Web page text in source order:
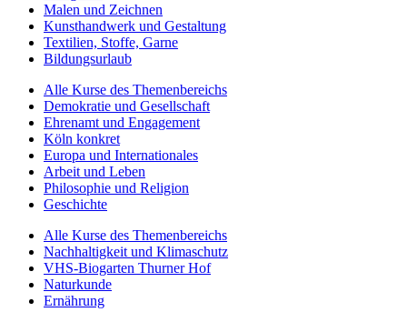
Malen und Zeichnen
Kunsthandwerk und Gestaltung
Textilien, Stoffe, Garne
Bildungsurlaub
Alle Kurse des Themenbereichs
Demokratie und Gesellschaft
Ehrenamt und Engagement
Köln konkret
Europa und Internationales
Arbeit und Leben
Philosophie und Religion
Geschichte
Alle Kurse des Themenbereichs
Nachhaltigkeit und Klimaschutz
VHS-Biogarten Thurner Hof
Naturkunde
Ernährung